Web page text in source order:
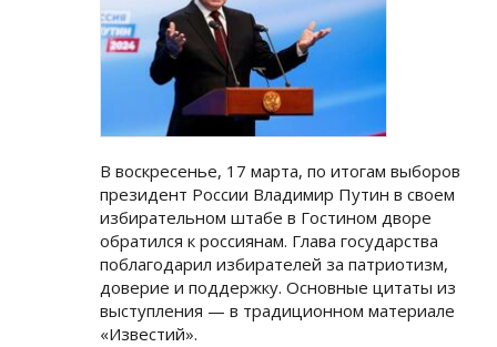
В воскресенье, 17 марта, по итогам выборов
президент России Владимир Путин в своем
избирательном штабе в Гостином дворе
обратился к россиянам. Глава государства
поблагодарил избирателей за патриотизм,
доверие и поддержку. Основные цитаты из
выступления — в традиционном материале
«Известий».